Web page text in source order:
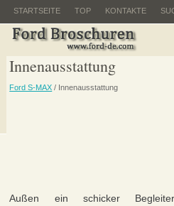
STARTSEITE TOP KONTAKTE
Innenausstattung
Ford S-MAX / Innenausstattung
Außen ein schicker